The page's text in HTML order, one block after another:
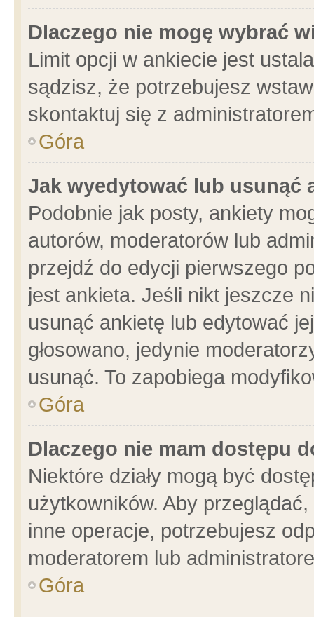
Dlaczego nie mogę wybrać
Limit opcji w ankiecie jest
sądzisz, że potrzebujesz
skontaktuj się z
Góra
Jak wyedytować lub usunąć
Podobnie jak posty, ankiety
autorów, moderatorów lub
przejdź do edycji pierwszego
jest ankieta. Jeśli nikt jeszcze
usunąć ankietę lub edytować
głosowano, jedynie
usunąć. To zapobiega
Góra
Dlaczego nie mam dostępu
Niektóre działy mogą być
użytkowników. Aby
inne operacje, potrzebujesz
moderatorem lub
Góra